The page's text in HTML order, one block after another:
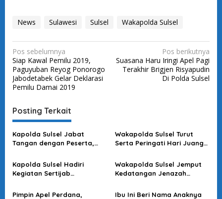
News Sulawesi Sulsel Wakapolda Sulsel
N
a
v
i
g
a
s
i
p
o
s
Pos sebelumnya
Siap Kawal Pemilu 2019,
Paguyuban Reyog Ponorogo
Jabodetabek Gelar Deklarasi
Pemilu Damai 2019
Pos berikutnya
Suasana Haru Iringi Apel Pagi
Terakhir Brigjen Risyapudin
Di Polda Sulsel
Posting Terkait
Kapolda Sulsel Jabat
Tangan dengan Peserta,
Wakapolda Sulsel Turut
Serta Peringati Hari Juang
Kapolda Sulsel Hadiri
Kegiatan Sertijab
AU Sultan Hasanuddin
Wakapolda Sulsel Jemput
Kedatangan Jenazah
Sultan Hasanuddin
Pimpin Apel Perdana,
Ibu Ini Beri Nama Anaknya